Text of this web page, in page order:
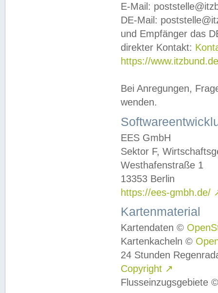
E-Mail:
DE-Mail:
und Empfänger das
direkter Kontakt:
https://
Bei Anregungen,
wenden.
EES GmbH
Sektor F,
Westhafenstraße 1
13353 Berlin
https://ees-gmbh.de/
Kartenmaterial
Kartendaten ©
Kartenkacheln ©
24 Stunden
Copyright ↗
Flusseinzugsgebiete